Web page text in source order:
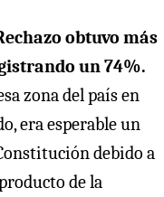
obtuvo más
un 74%.
zona del país en
era esperable un
debido a
de la